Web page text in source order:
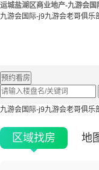
运城盐湖区商业地产-九游会国
九游会国际-j9九游会老哥俱乐
预约看房
九游会国际-j9九游会老哥俱乐
区域找房 地